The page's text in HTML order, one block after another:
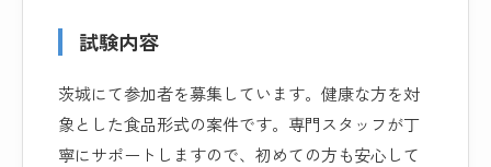
試験内容
茨城にて参加者を募集しています。健康な方を対
象とした食品形式の案件です。専門スタッフが丁
寧にサポートしますので、初めての方も安心して